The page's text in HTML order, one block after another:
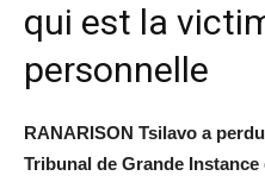
qui est la
personnelle
RANARISON Tsilavo a
Tribunal de Grande Instance